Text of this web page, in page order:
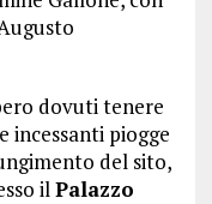
dovuti tenere
incessanti piogge
del sito,
ilPalazzo